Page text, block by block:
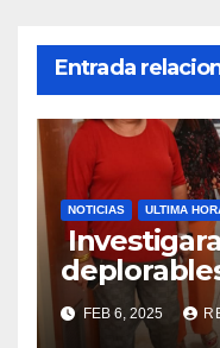
Entrada
NOTICIAS ULTIMA
facilidades
de la
FEB 6, 2025